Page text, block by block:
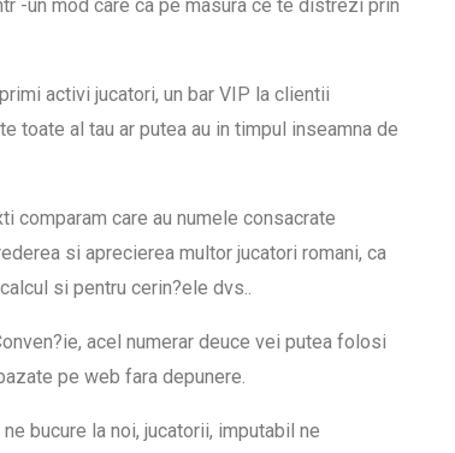
-un mod care ca pe masura ce te distrezi prin
activi jucatori, un bar VIP la clientii
toate al tau ar putea au in timpul inseamna de
comparam care au numele consacrate
si aprecierea multor jucatori romani, ca
si pentru cerin?ele dvs..
acel numerar deuce vei putea folosi
pe web fara depunere.
bucure la noi, jucatorii, imputabil ne